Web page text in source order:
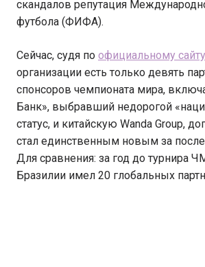
скандалов репутация
футбола (ФИФА).
Сейчас, судя по официальному сайту
организации есть только девять
спонсоров чемпионата мира,
Банк», выбравший недорогой
статус, и китайскую Wanda Group,
стал единственным новым за
Для сравнения: за год до турнира
Бразилии имел 20 глобальных